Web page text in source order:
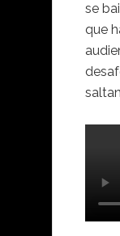
se
que